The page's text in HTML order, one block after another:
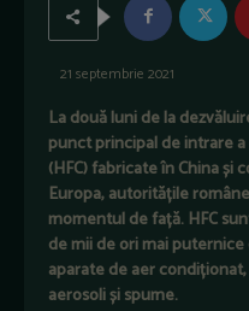
21 septembrie 2021
La două luni de la
punct principal de intrare
(HFC) fabricate în China și
Europa, autoritățile
momentul de față. HFC
de mii de ori mai
aparate de aer
aerosoli și spume.